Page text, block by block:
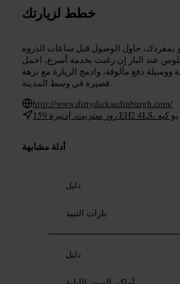
خطط لزيارتك
حاول الوصول قبل ساعات الذروة
عند البار إن رغبت بخدمة أسرع، احمل
دفع مألوفة، وادمج الزيارة مع نزهة
قصيرة في وسط المدينة.
http://www.dirtydicksedinburgh.com/
159 روز ستريت، إدنبرة EH2 4LS، يو كيه
أدلة مشابهة
دليل
بارات النبيذ
دليل